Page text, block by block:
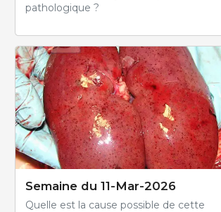
pathologique ?
Semaine du 11-Mar-2026
Quelle est la cause possible de cette